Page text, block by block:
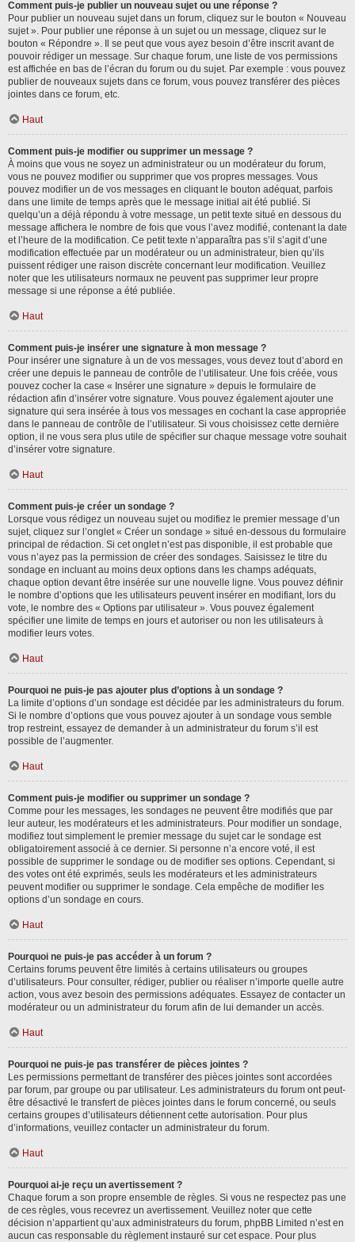
Comment puis-je publier un nouveau sujet ou une réponse ?
Pour publier un nouveau sujet dans un forum, cliquez sur le bouton « Nouveau
sujet ». Pour publier une réponse à un sujet ou un message, cliquez sur le
bouton « Répondre ». Il se peut que vous ayez besoin d’être inscrit avant de
pouvoir rédiger un message. Sur chaque forum, une liste de vos permissions
est affichée en bas de l’écran du forum ou du sujet. Par exemple : vous pouvez
publier de nouveaux sujets dans ce forum, vous pouvez transférer des pièces
jointes dans ce forum, etc.
Haut
Comment puis-je modifier ou supprimer un message ?
À moins que vous ne soyez un administrateur ou un modérateur du forum,
vous ne pouvez modifier ou supprimer que vos propres messages. Vous
pouvez modifier un de vos messages en cliquant le bouton adéquat, parfois
dans une limite de temps après que le message initial ait été publié. Si
quelqu’un a déjà répondu à votre message, un petit texte situé en dessous du
message affichera le nombre de fois que vous l’avez modifié, contenant la date
et l’heure de la modification. Ce petit texte n’apparaîtra pas s’il s’agit d’une
modification effectuée par un modérateur ou un administrateur, bien qu’ils
puissent rédiger une raison discrète concernant leur modification. Veuillez
noter que les utilisateurs normaux ne peuvent pas supprimer leur propre
message si une réponse a été publiée.
Haut
Comment puis-je insérer une signature à mon message ?
Pour insérer une signature à un de vos messages, vous devez tout d’abord en
créer une depuis le panneau de contrôle de l’utilisateur. Une fois créée, vous
pouvez cocher la case « Insérer une signature » depuis le formulaire de
rédaction afin d’insérer votre signature. Vous pouvez également ajouter une
signature qui sera insérée à tous vos messages en cochant la case appropriée
dans le panneau de contrôle de l’utilisateur. Si vous choisissez cette dernière
option, il ne vous sera plus utile de spécifier sur chaque message votre souhait
d’insérer votre signature.
Haut
Comment puis-je créer un sondage ?
Lorsque vous rédigez un nouveau sujet ou modifiez le premier message d’un
sujet, cliquez sur l’onglet « Créer un sondage » situé en-dessous du formulaire
principal de rédaction. Si cet onglet n’est pas disponible, il est probable que
vous n’ayez pas la permission de créer des sondages. Saisissez le titre du
sondage en incluant au moins deux options dans les champs adéquats,
chaque option devant être insérée sur une nouvelle ligne. Vous pouvez définir
le nombre d’options que les utilisateurs peuvent insérer en modifiant, lors du
vote, le nombre des « Options par utilisateur ». Vous pouvez également
spécifier une limite de temps en jours et autoriser ou non les utilisateurs à
modifier leurs votes.
Haut
Pourquoi ne puis-je pas ajouter plus d’options à un sondage ?
La limite d’options d’un sondage est décidée par les administrateurs du forum.
Si le nombre d’options que vous pouvez ajouter à un sondage vous semble
trop restreint, essayez de demander à un administrateur du forum s’il est
possible de l’augmenter.
Haut
Comment puis-je modifier ou supprimer un sondage ?
Comme pour les messages, les sondages ne peuvent être modifiés que par
leur auteur, les modérateurs et les administrateurs. Pour modifier un sondage,
modifiez tout simplement le premier message du sujet car le sondage est
obligatoirement associé à ce dernier. Si personne n’a encore voté, il est
possible de supprimer le sondage ou de modifier ses options. Cependant, si
des votes ont été exprimés, seuls les modérateurs et les administrateurs
peuvent modifier ou supprimer le sondage. Cela empêche de modifier les
options d’un sondage en cours.
Haut
Pourquoi ne puis-je pas accéder à un forum ?
Certains forums peuvent être limités à certains utilisateurs ou groupes
d’utilisateurs. Pour consulter, rédiger, publier ou réaliser n’importe quelle autre
action, vous avez besoin des permissions adéquates. Essayez de contacter un
modérateur ou un administrateur du forum afin de lui demander un accès.
Haut
Pourquoi ne puis-je pas transférer de pièces jointes ?
Les permissions permettant de transférer des pièces jointes sont accordées
par forum, par groupe ou par utilisateur. Les administrateurs du forum ont peut-
être désactivé le transfert de pièces jointes dans le forum concerné, ou seuls
certains groupes d’utilisateurs détiennent cette autorisation. Pour plus
d’informations, veuillez contacter un administrateur du forum.
Haut
Pourquoi ai-je reçu un avertissement ?
Chaque forum a son propre ensemble de règles. Si vous ne respectez pas une
de ces règles, vous recevrez un avertissement. Veuillez noter que cette
décision n’appartient qu’aux administrateurs du forum, phpBB Limited n’est en
aucun cas responsable du règlement instauré sur cet espace. Pour plus